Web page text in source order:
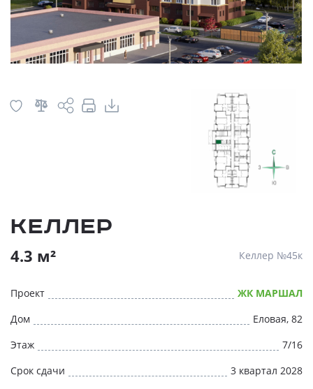
Келлер
4.3 м² Келлер №45к
Проект
ЖК МАРШАЛ
Дом
Еловая, 82
Этаж
7/16
Срок сдачи
3 квартал 2028